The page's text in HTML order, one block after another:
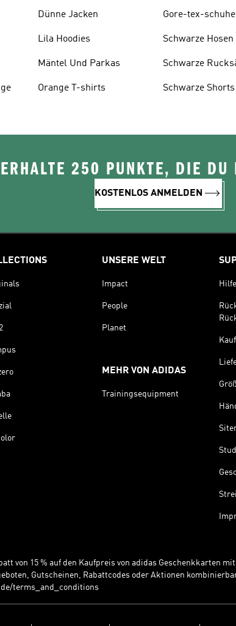
Dünne Jacken
Lila Hoodies
Mäntel Und Parkas
Orange T-shirts
Gore-tex-schuhe
Schwarze Hosen
Schwarze
Schwarze Shorts
250 PUNKTE, DIE DU
KOSTENLOS ANMELDEN
UNSERE WELT
Impact
People
Planet
MEHR VON ADIDAS
Trainingsequipment
Hilfe
von 15 % auf den Kaufpreis von adidas Geschenkkarten
Gutscheinen, Rabattcodes oder Aktionen
terms_and_conditions